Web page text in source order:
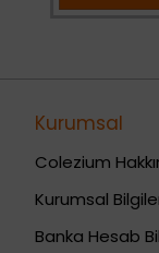
Kurumsal
Colezium
Kurumsal
Banka Hesab